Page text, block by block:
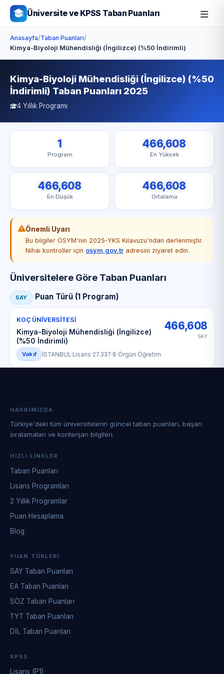
Üniversite ve KPSS Taban Puanları
Anasayfa/Taban Puanları/
Kimya-Biyoloji Mühendisliği (İngilizce) (%50 İndirimli)
Kimya-Biyoloji Mühendisliği (İngilizce) (%50
İndirimli) Taban Puanları 2025
4 Yıllık Programı
1
Program
466,608
En Yüksek
466,608
En Düşük
466,608
Ortalama
Önemli Uyarı
Bu bilgiler ÖSYM'nin 2025-YKS Kılavuzu'ndan derlenmiştir.
Nihai kontroller için osym.gov.tr adresini ziyaret edin.
Üniversitelere Göre Taban Puanları
SAY Puan Türü (1 Program)
KOÇ ÜNİVERSİTESİ
Kimya-Biyoloji Mühendisliği (İngilizce)
(%50 İndirimli)
466,608
SAY
Vakıf İSTANBUL ·Lisans·27.337·8·Örgün Öğretim
HAKKIMIZDA
Türkiye'deki tüm üniversitelerin güncel taban puanları, başarı
sıralamaları ve kontenjan bilgileri.
HIZLI LINKLER
Taban Puanları
Lisans Programları
2 Yıllık Programlar
Puan Hesaplama
Blog
PUAN TÜRLERI
SAY Taban Puanları
EA Taban Puanları
SÖZ Taban Puanları
TYT Taban Puanları
DİL Taban Puanları
KPSS
Lisans (P1)